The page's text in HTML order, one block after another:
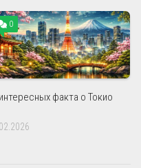
0
факта о Токио